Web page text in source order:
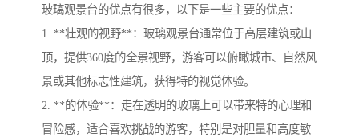
玻璃观景台的优点有很多，以下是一些主要的优点：
1. **壮观的视野**：玻璃观景台通常位于高层建筑或山
顶，提供360度的全景视野，游客可以俯瞰城市、自然风
景或其他标志性建筑，获得特的视觉体验。
2. **的体验**：走在透明的玻璃上可以带来特的心理和
冒险感，适合喜欢挑战的游客，特别是对胆量和高度敏